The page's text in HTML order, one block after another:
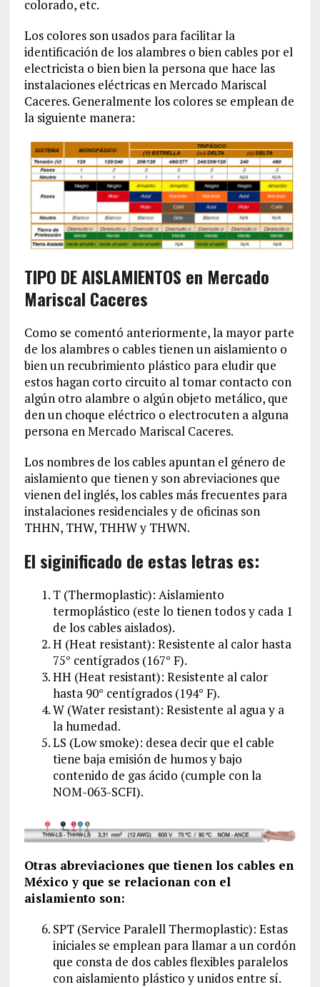
colorado, etc.
Los colores son usados para facilitar la
identificación de los alambres o bien cables por el
electricista o bien bien la persona que hace las
instalaciones eléctricas en Mercado Mariscal
Caceres. Generalmente los colores se emplean de
la siguiente manera:
TIPO DE AISLAMIENTOS en Mercado
Mariscal Caceres
Como se comentó anteriormente, la mayor parte
de los alambres o cables tienen un aislamiento o
bien un recubrimiento plástico para eludir que
estos hagan corto circuito al tomar contacto con
algún otro alambre o algún objeto metálico, que
den un choque eléctrico o electrocuten a alguna
persona en Mercado Mariscal Caceres.
Los nombres de los cables apuntan el género de
aislamiento que tienen y son abreviaciones que
vienen del inglés, los cables más frecuentes para
instalaciones residenciales y de oficinas son
THHN, THW, THHW y THWN.
El siginificado de estas letras es:
T (Thermoplastic): Aislamiento
termoplástico (este lo tienen todos y cada 1
de los cables aislados).
H (Heat resistant): Resistente al calor hasta
75° centígrados (167° F).
HH (Heat resistant): Resistente al calor
hasta 90° centígrados (194° F).
W (Water resistant): Resistente al agua y a
la humedad.
LS (Low smoke): desea decir que el cable
tiene baja emisión de humos y bajo
contenido de gas ácido (cumple con la
NOM-063-SCFI).
Otras abreviaciones que tienen los cables en
México y que se relacionan con el
aislamiento son:
SPT (Service Paralell Thermoplastic): Estas
iniciales se emplean para llamar a un cordón
que consta de dos cables flexibles paralelos
con aislamiento plástico y unidos entre sí.